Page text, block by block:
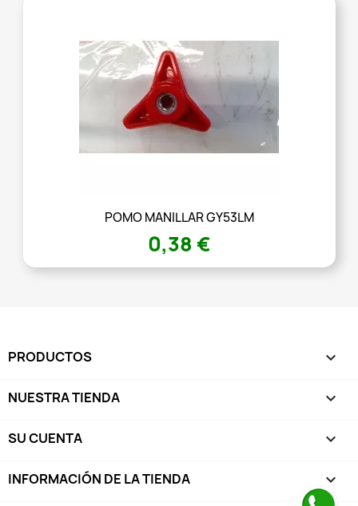
POMO MANILLAR GY53LM
0,38 €
PRODUCTOS 
NUESTRA TIENDA 
SU CUENTA 
INFORMACIÓN DE LA TIENDA keyboard_arrow_down